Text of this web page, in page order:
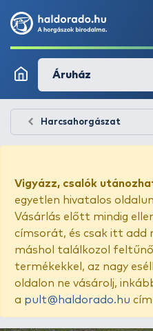
Áruház
Harcsahorgászat
Vigyázz, csalók
egyetlen hivatalos
Vásárlás előtt mindig
címsorát, és csak itt add
máshol találkozol
termékekkel, az nagy
oldalon ne vásárolj,
a pult@haldorado.hu